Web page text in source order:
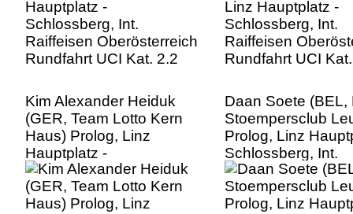
Kim Alexander Heiduk
(GER, Team Lotto Kern
Haus) Prolog, Linz
Hauptplatz -
Schlossberg, Int.
Raiffeisen Oberösterreich
Rundfahrt UCI Kat. 2.2
Daan Soete (BEL,
Stoempersclub
Prolog, Linz
Schlossberg, Int.
Raiffeisen
Rundfahrt UCI